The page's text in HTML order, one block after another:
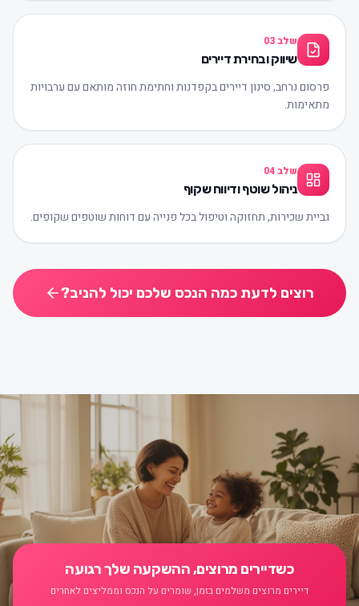
שלב03
שיווק ובחירת דיירים
פרסום נרחב, סינון דיירים בקפדנות וחתימת חוזה מותאם עם ערבויות
מתאימות.
שלב04
ניהול שוטף ודיווח שקוף
גביית שכירות, תחזוקה וטיפול בכל פנייה עם דוחות שוטפים שקופים.
רוצים לדעת כמה הנכס שלכם יכול להניב?
כשדיירים מרוצים, ההשקעה שלך רגועה
דיירים מרוצים משלמים בזמן, שומרים על הנכס וממליצים לאחרים